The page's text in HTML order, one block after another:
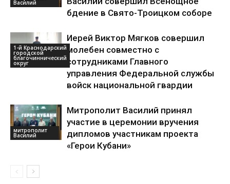
Василий
бдение в Свято-Троицком соборе
1-й Краснодарский
городской
благочиннический
округ
Иерей Виктор Мягков совершил
молебен совместно с
сотрудниками Главного
управления Федеральной службы
войск национальной гвардии
митрополит
Василий
Митрополит Василий принял
участие в церемонии вручения
дипломов участникам проекта
«Герои Кубани»